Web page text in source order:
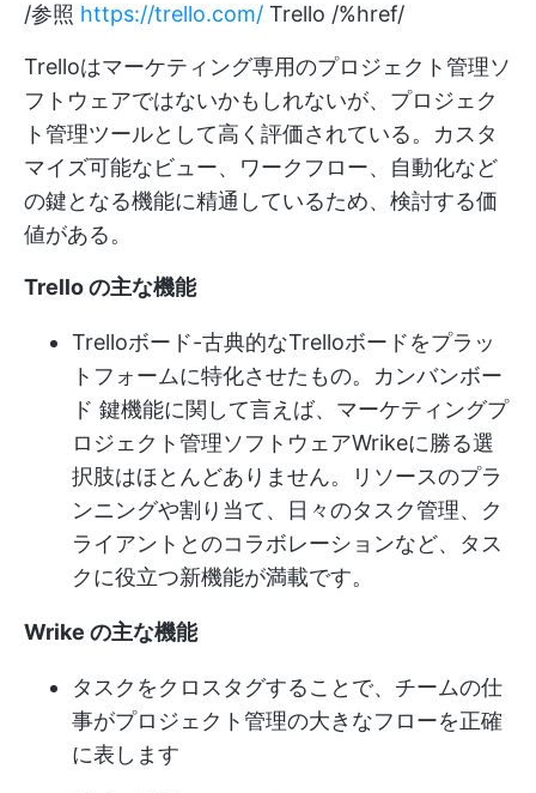
/参照 https://trello.com/ Trello /%href/
Trelloはマーケティング専用のプロジェクト管理ソ
フトウェアではないかもしれないが、プロジェク
ト管理ツールとして高く評価されている。カスタ
マイズ可能なビュー、ワークフロー、自動化など
の鍵となる機能に精通しているため、検討する価
値がある。
Trello の主な機能
Trelloボード-古典的なTrelloボードをプラッ
トフォームに特化させたもの。 カンバンボー
ド 鍵機能に関して言えば、マーケティングプ
ロジェクト管理ソフトウェアWrikeに勝る選
択肢はほとんどありません。リソースのプラ
ンニングや割り当て、日々のタスク管理、ク
ライアントとのコラボレーションなど、タス
クに役立つ新機能が満載です。
Wrike の主な機能
タスクをクロスタグすることで、チームの仕
事がプロジェクト管理の大きなフローを正確
に表します